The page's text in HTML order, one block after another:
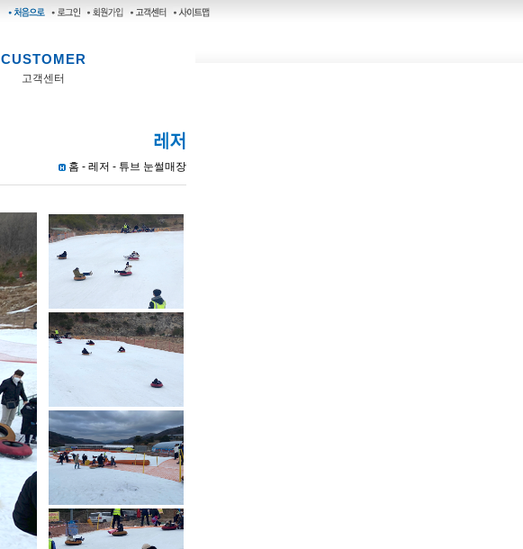
CUSTOMER
고객센터
홈 - 레저 - 튜브 눈썰매장